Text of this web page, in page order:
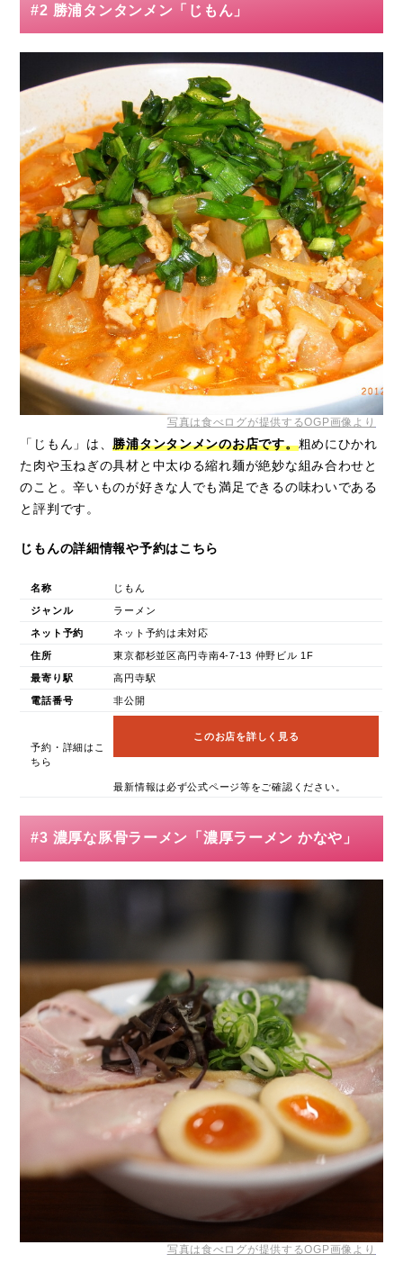
#2 勝浦タンタンメン「じもん」
写真は食べログが提供するOGP画像より
「じもん」は、勝浦タンタンメンのお店です。粗めにひかれ
た肉や玉ねぎの具材と中太ゆる縮れ麺が絶妙な組み合わせと
のこと。辛いものが好きな人でも満足できるの味わいである
と評判です。
じもんの詳細情報や予約はこちら
名称 じもん
ジャンル ラーメン
ネット予約 ネット予約は未対応
住所 東京都杉並区高円寺南4-7-13 仲野ビル 1F
最寄り駅 高円寺駅
電話番号 非公開
予約・詳細はこ
ちら
このお店を詳しく見る
最新情報は必ず公式ページ等をご確認ください。
#3 濃厚な豚骨ラーメン「濃厚ラーメン かなや」
写真は食べログが提供するOGP画像より